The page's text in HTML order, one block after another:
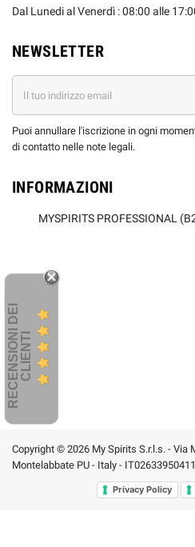
Dal Lunedi al Venerdì : 08:00 alle
NEWSLETTER
Puoi annullare l'iscrizione in ogni
di contatto nelle note legali.
INFORMAZIONI
MYSPIRITS PROFESSIONAL
R
E
C
E
N
S
I
ON
I
D
E
I
C
L
I
E
N
TI
Copyright © 2026 My Spirits S.r.l.s. - Via
Montelabbate PU - Italy - IT02633950411
Privacy Policy